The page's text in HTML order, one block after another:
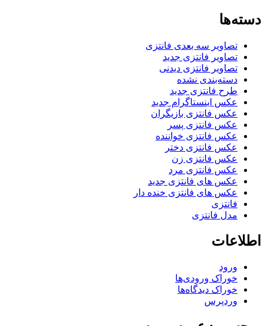
دسته‌ها
تصاویر سه بعدی فانتزی
تصاویر فانتزی جدید
تصاویر فانتزی دیدنی
دسته‌بندی نشده
طرح فانتزی جدید
عکس اینستاگرام جدید
عکس فانتزی بازیگران
عکس فانتزی پسر
عکس فانتزی خواننده
عکس فانتزی دختر
عکس فانتزی زن
عکس فانتزی مرد
عکس های فانتزی جدید
عکس های فانتزی خنده دار
فانتزی
مدل فانتزی
اطلاعات
ورود
خوراک ورودی‌ها
خوراک دیدگاه‌ها
وردپرس